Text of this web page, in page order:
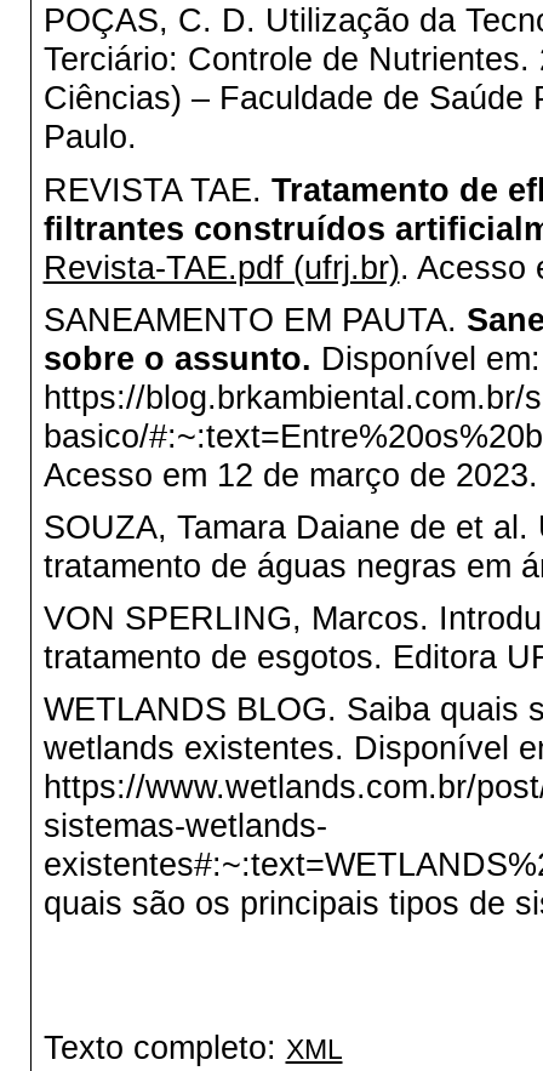
POÇAS, C. D. Utilização da
Terciário: Controle de
Ciências) – Faculdade de Saúde
Paulo.
REVISTA TAE. Tratamento de
filtrantes construídos
Revista-TAE.pdf (ufrj.br). Acesso
SANEAMENTO EM PAUTA.
sobre o assunto. Disponível em:
https://blog.brkambiental.com.br/
basico/
Acesso em 12 de março de 2023.
SOUZA, Tamara Daiane de et
tratamento de águas negras em
VON SPERLING, Marcos.
tratamento de esgotos. Editora
WETLANDS BLOG. Saiba quais
wetlands existentes. Disponível
https://www.wetlands.com.br/
sistemas-wetlands-
quais são os principais tipos de
Texto completo: XML